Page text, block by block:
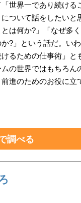
世界一であり続ける
ついて話をしたいと
は何か?」「なぜ多
?」という話だ。い
けるための仕事術」と
の世界ではもちろん
進のためのお役に立
調べる